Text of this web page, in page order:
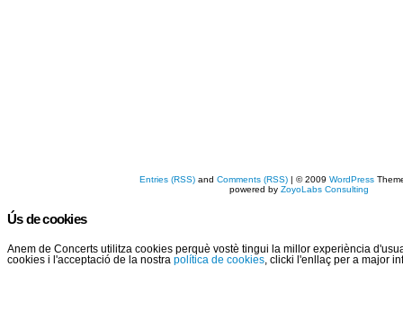
Entries (RSS) andComments (RSS) | © 2009WordPress
powered byZoyoLabs Consulting
Ús de cookies
Anem de Concerts utilitza cookies perquè vostè tingui la millor experiència
cookies i l'acceptació de la nostra política de cookies , clicki l'enllaç per a major